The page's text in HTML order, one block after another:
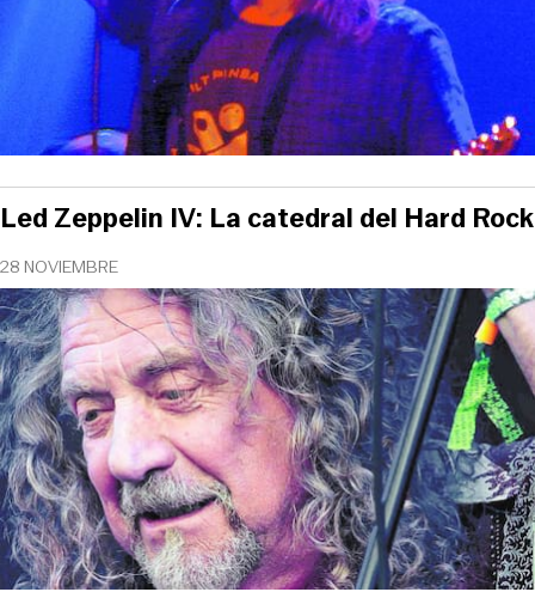
28 NOVIEMBRE
Led Zeppelin IV: La catedral del Hard Rock